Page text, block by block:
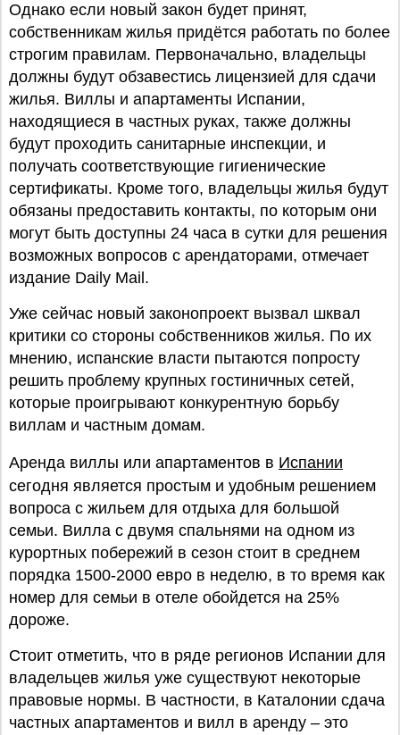
Однако если новый закон будет принят,
собственникам жилья придётся работать по более
строгим правилам. Первоначально, владельцы
должны будут обзавестись лицензией для сдачи
жилья. Виллы и апартаменты Испании,
находящиеся в частных руках, также должны
будут проходить санитарные инспекции, и
получать соответствующие гигиенические
сертификаты. Кроме того, владельцы жилья будут
обязаны предоставить контакты, по которым они
могут быть доступны 24 часа в сутки для решения
возможных вопросов с арендаторами, отмечает
издание Daily Mail.
Уже сейчас новый законопроект вызвал шквал
критики со стороны собственников жилья. По их
мнению, испанские власти пытаются попросту
решить проблему крупных гостиничных сетей,
которые проигрывают конкурентную борьбу
виллам и частным домам.
Аренда виллы или апартаментов в Испании
сегодня является простым и удобным решением
вопроса с жильем для отдыха для большой
семьи. Вилла с двумя спальнями на одном из
курортных побережий в сезон стоит в среднем
порядка 1500-2000 евро в неделю, в то время как
номер для семьи в отеле обойдется на 25%
дороже.
Стоит отметить, что в ряде регионов Испании для
владельцев жилья уже существуют некоторые
правовые нормы. В частности, в Каталонии сдача
частных апартаментов и вилл в аренду – это